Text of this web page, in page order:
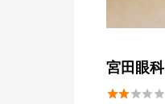
宮田眼
